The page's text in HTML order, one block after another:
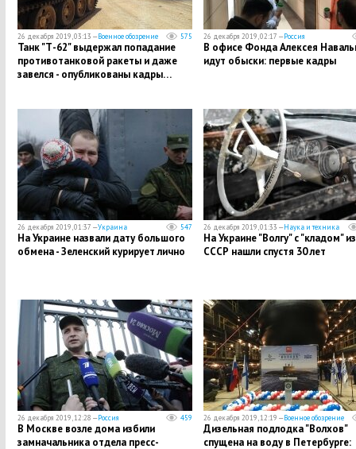
26 декабря 2019, 03:13 —Военное обозрение 575
​Танк "Т-62" выдержал попадание
противотанковой ракеты и даже
завелся - опубликованы кадры…
26 декабря 2019, 02:17 —Россия
В офисе Фонда Алексея
идут обыски: первые кадры
26 декабря 2019, 01:37 —Украина 547
На Украине назвали дату большого
обмена - Зеленский курирует лично
26 декабря 2019, 01:33 —Наука и техника
​На Украине "Волгу" с "кладом" из
СССР нашли спустя 30 лет
26 декабря 2019, 12:28 —Россия 459
В Москве возле дома избили
замначальника отдела пресс-
26 декабря 2019, 12:19 —Военное обозрение
​Дизельная подлодка "Волхов"
спущена на воду в Петербурге: